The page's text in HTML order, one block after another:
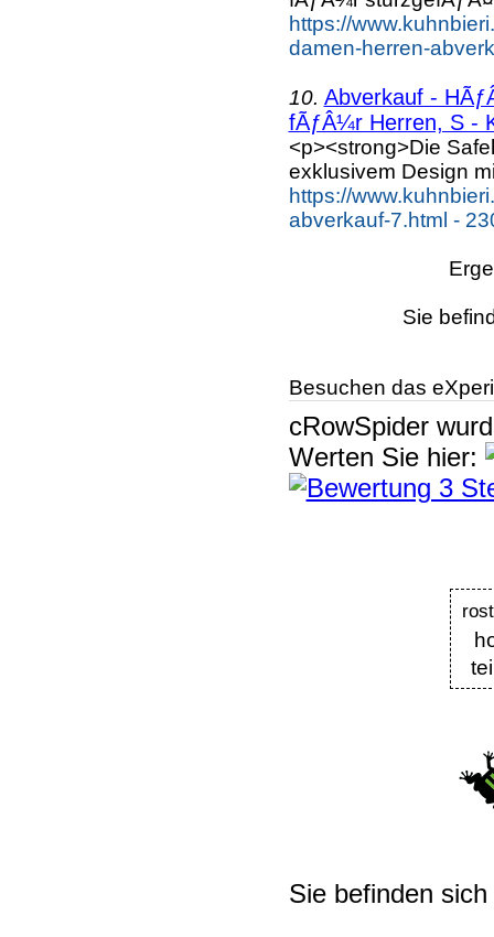
https://
damen-herren-
10. Abverkauf -
fÃƒÂ¼r Herren, S -
<p><strong>Die
exklusivem Design
https://
abverkauf-7.html -
Sie
Besuchen das
cRowSpider
Werten Sie hier:
Sie befinden